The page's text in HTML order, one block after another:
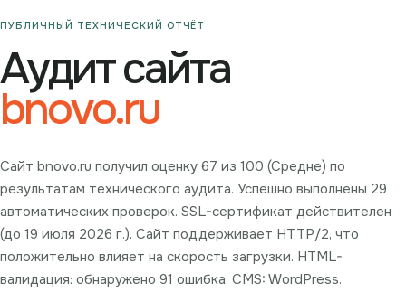
ПУБЛИЧНЫЙ ТЕХНИЧЕСКИЙ ОТЧЁТ
Аудит сайта
bnovo.ru
Сайт bnovo.ru получил оценку 67 из 100 (Средне) по
результатам технического аудита. Успешно выполнены 29
автоматических проверок. SSL-сертификат действителен
(до 19 июля 2026 г.). Сайт поддерживает HTTP/2, что
положительно влияет на скорость загрузки. HTML-
валидация: обнаружено 91 ошибка. CMS: WordPress.